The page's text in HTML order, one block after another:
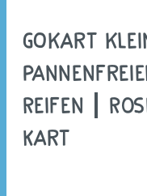
Gokart
Reifen |
Kart